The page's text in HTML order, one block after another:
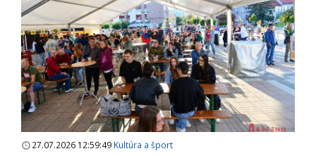
27.07.2026 12:59:49 Kultúra a šport